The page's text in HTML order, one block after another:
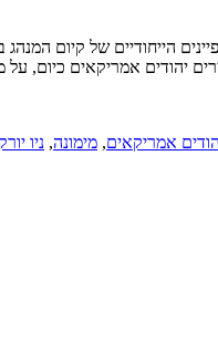
הייחודיים של קיום
יהודים אמריקאים כיום, על
אמריקאים, מימונה, ניו יורק